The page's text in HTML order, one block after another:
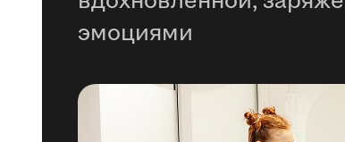
эмоциями